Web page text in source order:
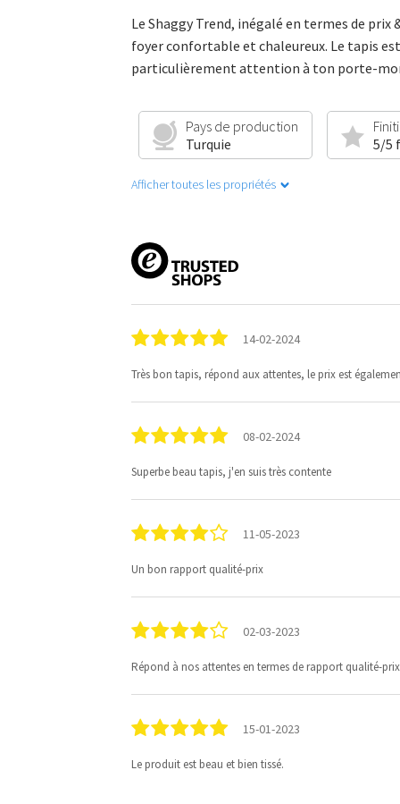
Le Shaggy Trend, inégalé en termes de
foyer confortable et chaleureux. Le tapis
particulièrement attention à ton porte-
Pays de production
Turquie
5/5
Afficher toutes les propriétés
14-02-2024
Très bon tapis, répond aux attentes, le prix est
08-02-2024
Superbe beau tapis, j'en suis très contente
11-05-2023
Un bon rapport qualité-prix
02-03-2023
Répond à nos attentes en termes de rapport qualité-
15-01-2023
Le produit est beau et bien tissé.